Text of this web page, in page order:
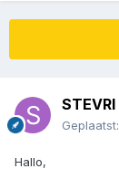
STEVRI
Geplaatst:
Hallo,